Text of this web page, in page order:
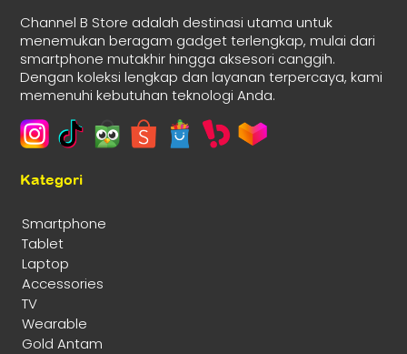
Channel B Store adalah destinasi utama untuk
menemukan beragam gadget terlengkap, mulai dari
smartphone mutakhir hingga aksesori canggih.
Dengan koleksi lengkap dan layanan terpercaya, kami
memenuhi kebutuhan teknologi Anda.
Kategori
Smartphone
Tablet
Laptop
Accessories
TV
Wearable
Gold Antam